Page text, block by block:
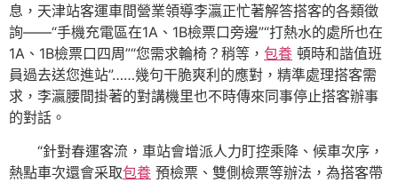
息，天津站客運車間營業領導李瀛正忙著解答搭客的各類徵
詢——“手機充電區在1A、1B檢票口旁邊”“打熱水的處所也在
1A、1B檢票口四周”“您需求輪椅？稍等， 包養 頓時和諧值班
員過去送您進站”……幾句干脆爽利的應對，精準處理搭客需
求，李瀛腰間掛著的對講機里也不時傳來同事停止搭客辦事
的對話。
“針對春運客流，車站會增派人力盯控乘降、候車次序，
熱點車次還會采取包養 預檢票、雙側檢票等辦法，為搭客帶